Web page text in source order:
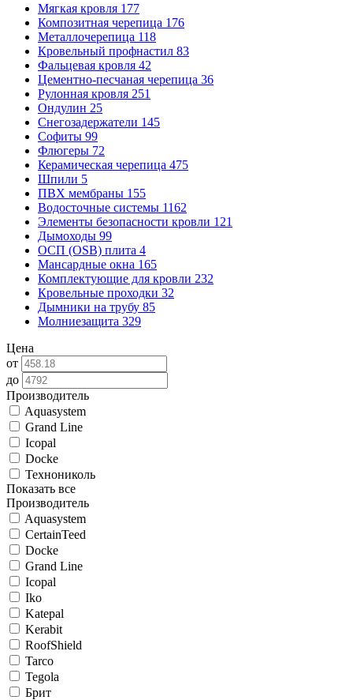
Мягкая кровля 177
Композитная черепица 176
Металлочерепица 118
Кровельный профнастил 83
Фальцевая кровля 42
Цементно-песчаная черепица 36
Рулонная кровля 251
Ондулин 25
Снегозадержатели 145
Софиты 99
Флюгеры 72
Керамическая черепица 475
Шпили 5
ПВХ мембраны 155
Водосточные системы 1162
Элементы безопасности кровли 121
Дымоходы 99
ОСП (OSB) плита 4
Мансардные окна 165
Комплектующие для кровли 232
Кровельные проходки 32
Дымники на трубу 85
Молниезащита 329
Цена
от
до
Производитель
Aquasystem
Grand Line
Icopal
Docke
Технониколь
Показать все
Производитель
Aquasystem
CertainTeed
Docke
Grand Line
Icopal
Iko
Katepal
Kerabit
RoofShield
Tarco
Tegola
Брит